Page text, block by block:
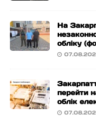
На
обліку
перейти
облік